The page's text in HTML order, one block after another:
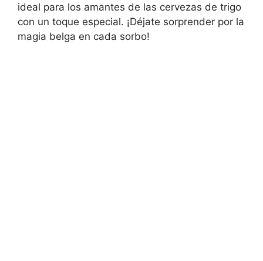
ideal para los amantes de las cervezas de trigo
con un toque especial. ¡Déjate sorprender por la
magia belga en cada sorbo!